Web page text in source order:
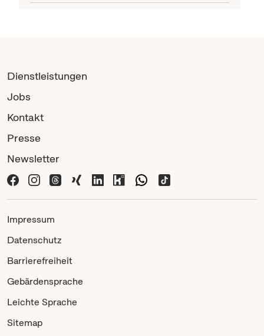
Dienstleistungen
Jobs
Kontakt
Presse
Newsletter
Impressum
Datenschutz
Barrierefreiheit
Gebärdensprache
Leichte Sprache
Sitemap